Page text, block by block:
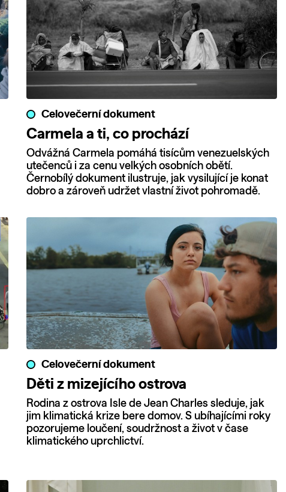
Celovečerní dokument
Carmela a ti, co prochází
Odvážná Carmela pomáhá tisícům venezuelských
utečenců i za cenu velkých osobních obětí.
Černobílý dokument ilustruje, jak vysilující je konat
dobro a zároveň udržet vlastní život pohromadě.
Celovečerní dokument
Děti z mizejícího ostrova
Rodina z ostrova Isle de Jean Charles sleduje, jak
jim klimatická krize bere domov. S ubíhajícími roky
pozorujeme loučení, soudržnost a život v čase
klimatického uprchlictví.